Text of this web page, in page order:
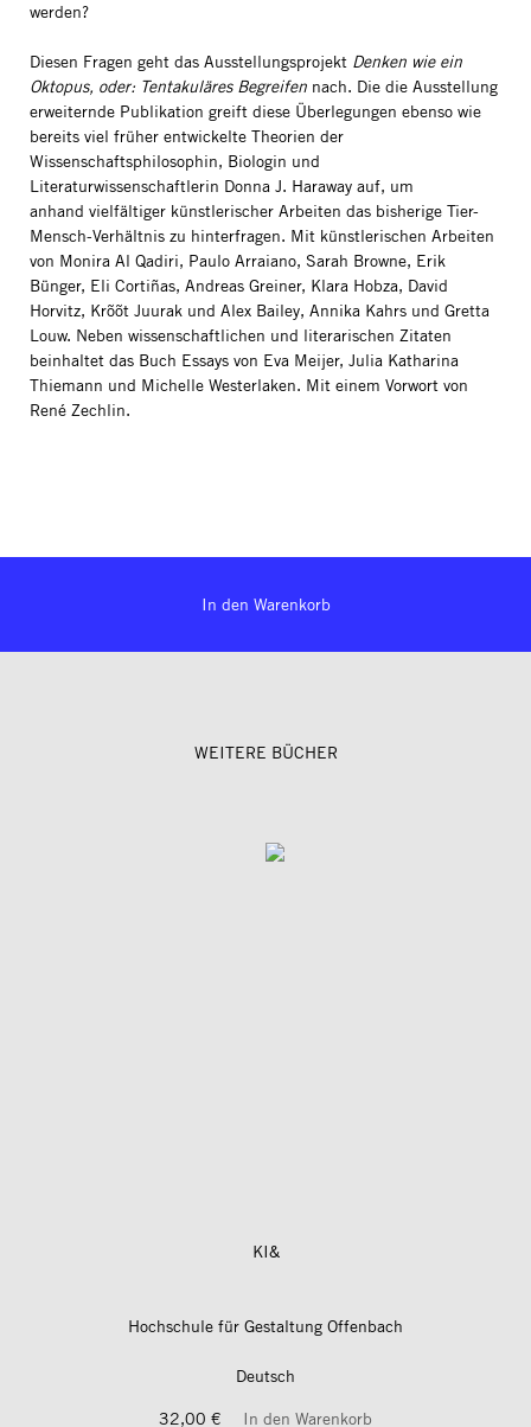
werden?
Diesen Fragen geht das Ausstellungsprojekt Denken wie ein
Oktopus, oder: Tentakuläres Begreifen nach. Die die Ausstellung
erweiternde Publikation greift diese Überlegungen ebenso wie
bereits viel früher entwickelte Theorien der
Wissenschaftsphilosophin, Biologin und
Literaturwissenschaftlerin Donna J. Haraway auf, um
anhand vielfältiger künstlerischer Arbeiten das bisherige Tier-
Mensch-Verhältnis zu hinterfragen. Mit künstlerischen Arbeiten
von Monira Al Qadiri, Paulo Arraiano, Sarah Browne, Erik
Bünger, Eli Cortiñas, Andreas Greiner, Klara Hobza, David
Horvitz, Krõõt Juurak und Alex Bailey, Annika Kahrs und Gretta
Louw. Neben wissenschaftlichen und literarischen Zitaten
beinhaltet das Buch Essays von Eva Meijer, Julia Katharina
Thiemann und Michelle Westerlaken. Mit einem Vorwort von
René Zechlin.
In den Warenkorb
WEITERE BÜCHER
KI&
Hochschule für Gestaltung Offenbach
Deutsch
32,00 €
In den Warenkorb